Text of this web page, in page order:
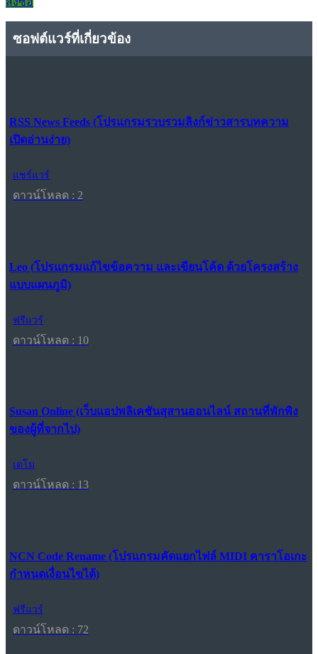
ซอฟต์แวร์ที่เกี่ยวข้อง
RSS News Feeds (โปรแกรมรวบรวมลิงก์ข่าวสารบทความ
เปิดอ่านง่าย)
แชร์แวร์
ดาวน์โหลด : 2
Leo (โปรแกรมแก้ไขข้อความ และเขียนโค้ด ด้วยโครงสร้าง
แบบแผนภูมิ)
ฟรีแวร์
ดาวน์โหลด : 10
Susan Online (เว็บแอปพลิเคชันสุสานออนไลน์ สถานที่พักพิง
ของผู้ที่จากไป)
เดโม
ดาวน์โหลด : 13
NCN Code Rename (โปรแกรมคัดแยกไฟล์ MIDI คาราโอเกะ
กำหนดเงื่อนไขได้)
ฟรีแวร์
ดาวน์โหลด : 72